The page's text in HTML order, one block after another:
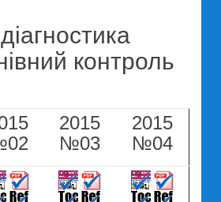
контроль
2015
№03
2015
№04